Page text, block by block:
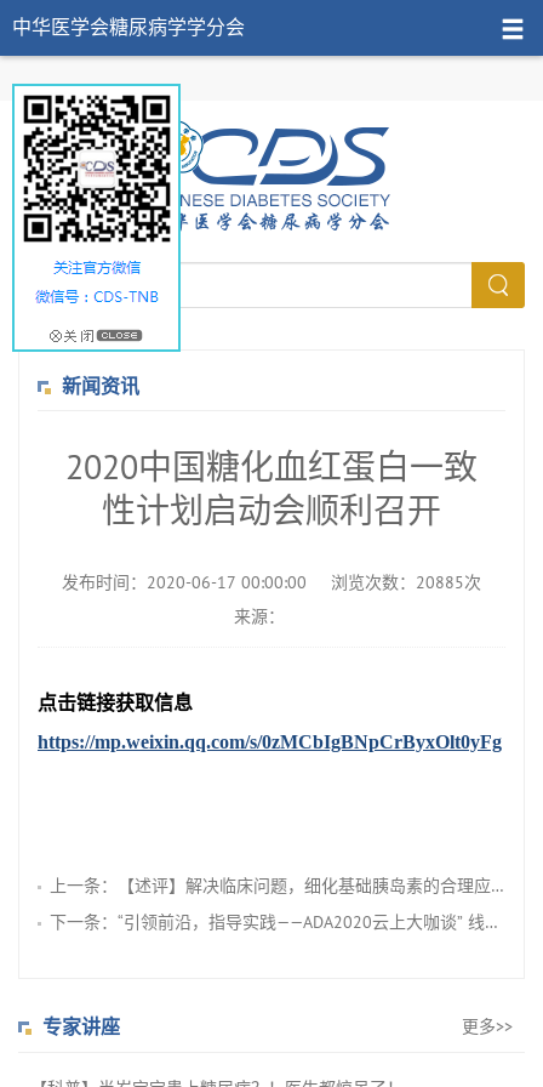
中华医学会糖尿病学学分会
新闻资讯
2020中国糖化血红蛋白一致
性计划启动会顺利召开
发布时间：2020-06-17 00:00:00
浏览次数：20885次
来源：
点击链接获取信息
https://mp.weixin.qq.com/s/0zMCbIgBNpCrByxOlt0yFg
上一条：
【述评】解决临床问题，细化基础胰岛素的合理应用
下一条： “引领前沿，指导实践——ADA2020云上大咖谈” 线上系列学术交流圆满结束
专家讲座 更多>>